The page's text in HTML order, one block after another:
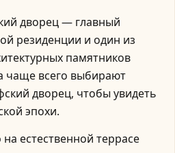
дворец — главный
резиденции и один из
памятников
чаще всего выбирают
дворец, чтобы увидеть
эпохи.
естественной террасе